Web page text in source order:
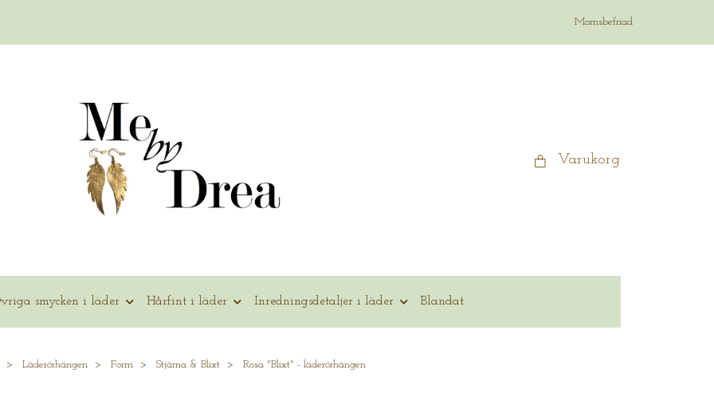
Momsbefriad
Varukorg
smycken i läder Hårfint i läder Inredningsdetaljer i läder Blandat
Läderörhängen Form Stjärna & Blixt Rosa "Blixt" - läderörhängen